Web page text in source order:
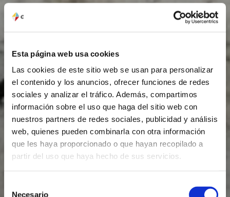
Esta página web usa cookies
Las cookies de este sitio web se usan para personalizar
el contenido y los anuncios, ofrecer funciones de redes
sociales y analizar el tráfico. Además, compartimos
información sobre el uso que haga del sitio web con
nuestros partners de redes sociales, publicidad y análisis
web, quienes pueden combinarla con otra información
que les haya proporcionado o que hayan recopilado a
partir del uso que haya hecho de sus servicios.
Necesario
Colortec